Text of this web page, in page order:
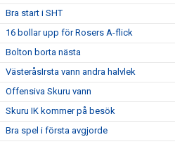
Bra start i SHT
16 bollar upp för Rosers A-flick
Bolton borta nästa
VästeråsIrsta vann andra halvlek
Offensiva Skuru vann
Skuru IK kommer på besök
Bra spel i första avgjorde